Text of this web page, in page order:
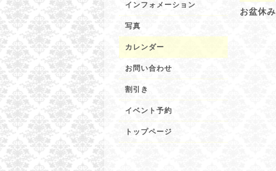
お盆休み
インフォメーション
写真
カレンダー
お問い合わせ
割引き
イベント予約
トップページ